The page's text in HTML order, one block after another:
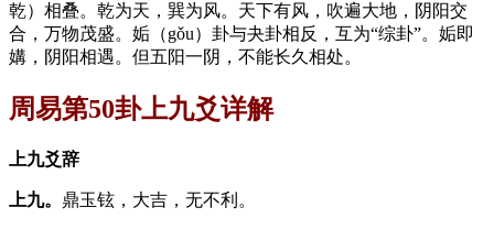
乾）相叠。乾为天，巽为风。天下有风，吹遍大地，阴阳交
合，万物茂盛。姤（gǒu）卦与夬卦相反，互为“综卦”。姤即
媾，阴阳相遇。但五阳一阴，不能长久相处。
周易第50卦上九爻详解
上九爻辞
上九。 鼎玉铉，大吉，无不利。